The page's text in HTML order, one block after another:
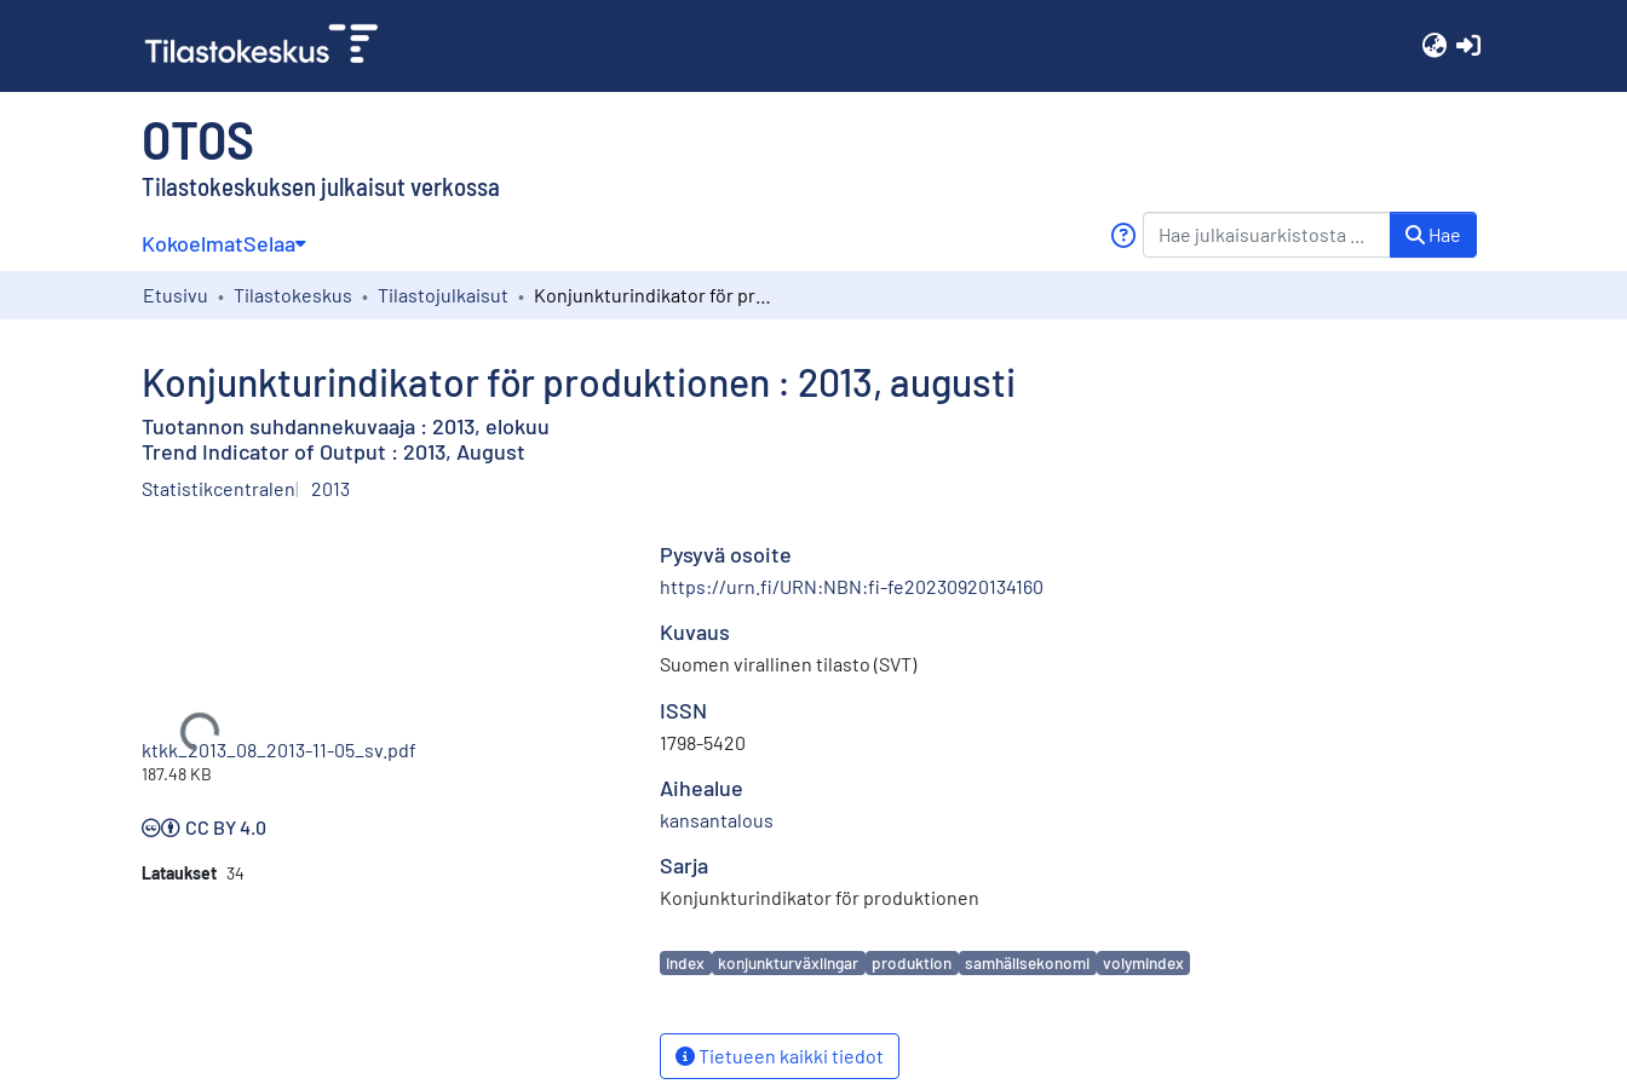
OTOS
Tilastokeskuksen julkaisut verkossa
KokoelmatSelaa Hae
Etusivu Tilastokeskus Tilastojulkaisut
Konjunkturindikator för produktionen : 2013, augusti
Tuotannon suhdannekuvaaja : 2013, elokuu
Trend Indicator of Output : 2013, August
Statistikcentralen 2013
Ladataan...
ktkk_2013_08_2013-11-05_sv.pdf
187.48 KB
CC BY 4.0
Lataukset 34
Pysyvä osoite
https://urn.fi/URN:NBN:fi-fe20230920134160
Kuvaus
Suomen virallinen tilasto (SVT)
ISSN
1798-5420
Aihealue
kansantalous
Sarja
Konjunkturindikator för produktionen
Avainsanat
index konjunkturväxlingar produktion samhällsekonomi volymindex
Tietueen kaikki tiedot